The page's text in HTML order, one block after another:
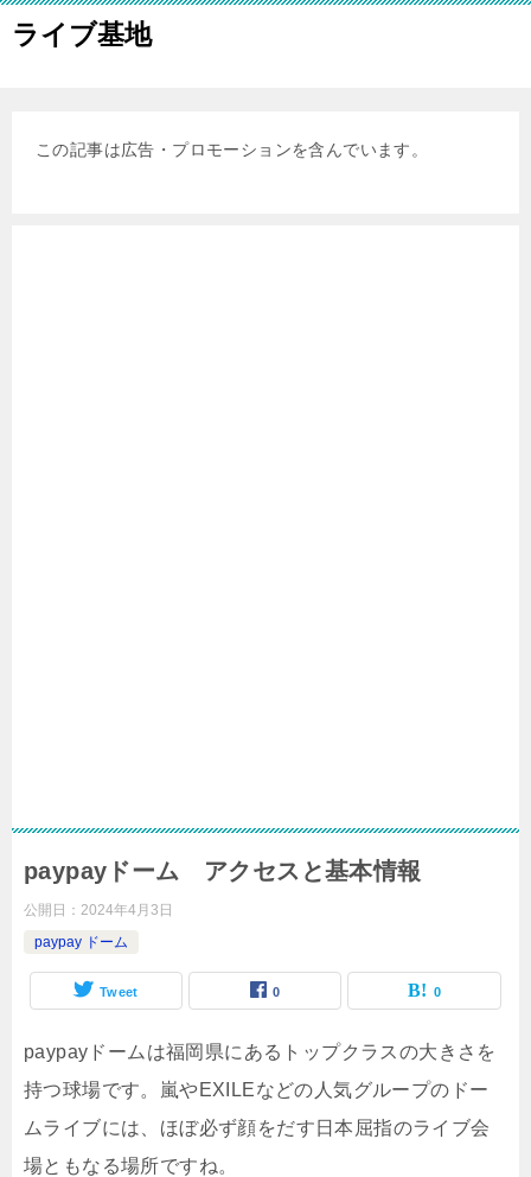
ライブ基地
この記事は広告・プロモーションを含んでいます。
paypayドーム アクセスと基本情報
公開日： 2024年4月3日
paypay ドーム
Tweet 0 0
paypayドームは福岡県にあるトップクラスの大きさを
持つ球場です。嵐やEXILEなどの人気グループのドー
ムライブには、ほぼ必ず顔をだす日本屈指のライブ会
場ともなる場所ですね。